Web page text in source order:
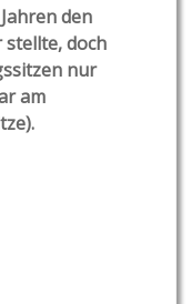
den
doch
nur
am